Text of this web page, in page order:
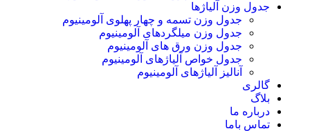
جدول وزن آلیاژها
جدول وزن تسمه و چهار پهلوی آلومینیوم
جدول وزن میلگردهای آلومینیوم
جدول وزن ورق های آلومینیوم
جدول خواص آلیاژهای آلومینیوم
آنالیز آلیاژهای آلومینیوم
گالری
بلاگ
درباره ما
تماس باما